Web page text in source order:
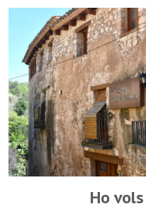
Ho